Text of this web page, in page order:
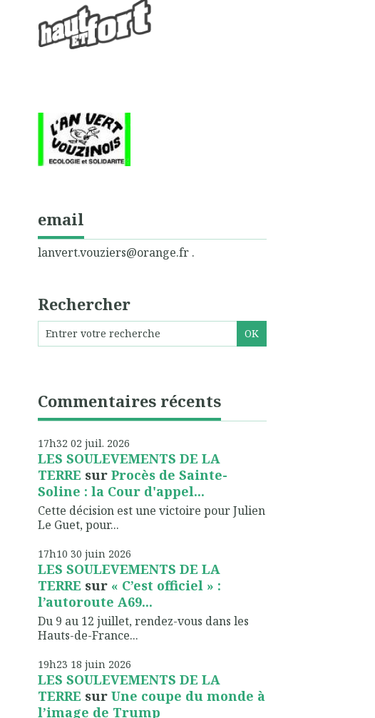
email
lanvert.vouziers@orange.fr .
Rechercher
Commentaires récents
17h32 02 juil. 2026
LES SOULEVEMENTS DE LA
TERRE sur Procès de Sainte-
Soline : la Cour d'appel...
Cette décision est une victoire pour Julien
Le Guet, pour...
17h10 30 juin 2026
LES SOULEVEMENTS DE LA
TERRE sur « C’est officiel » :
l’autoroute A69...
Du 9 au 12 juillet, rendez-vous dans les
Hauts-de-France...
19h23 18 juin 2026
LES SOULEVEMENTS DE LA
TERRE sur Une coupe du monde à
l’image de Trump